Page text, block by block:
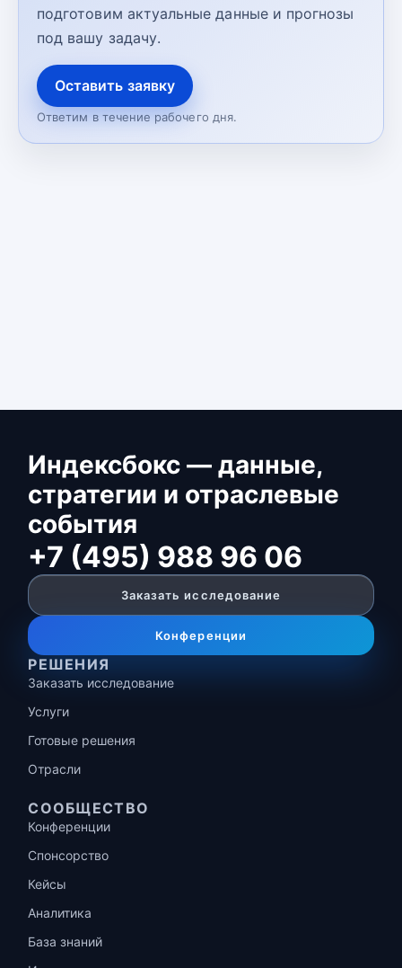
подготовим актуальные данные и прогнозы
под вашу задачу.
Оставить заявку
Ответим в течение рабочего дня.
Индексбокс — данные,
стратегии и отраслевые
события
+7 (495) 988 96 06
Заказать исследование
Конференции
РЕШЕНИЯ
Заказать исследование
Услуги
Готовые решения
Отрасли
СООБЩЕСТВО
Конференции
Спонсорство
Кейсы
Аналитика
База знаний